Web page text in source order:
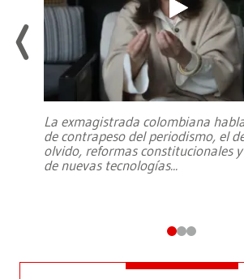
La exmagistrada colombiana
de contrapeso del periodismo, el
olvido, reformas constitucionales
de nuevas tecnologías...